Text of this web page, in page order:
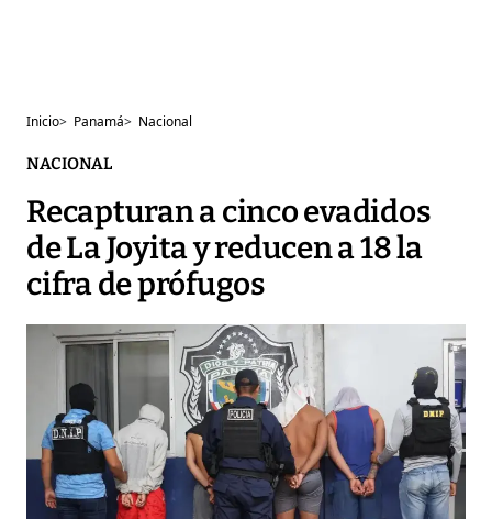
Inicio> Panamá> Nacional
NACIONAL
Recapturan a cinco evadidos
de La Joyita y reducen a 18 la
cifra de prófugos